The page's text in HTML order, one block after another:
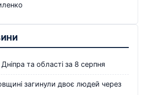
та області за 8 серпня
загинули двоє людей через